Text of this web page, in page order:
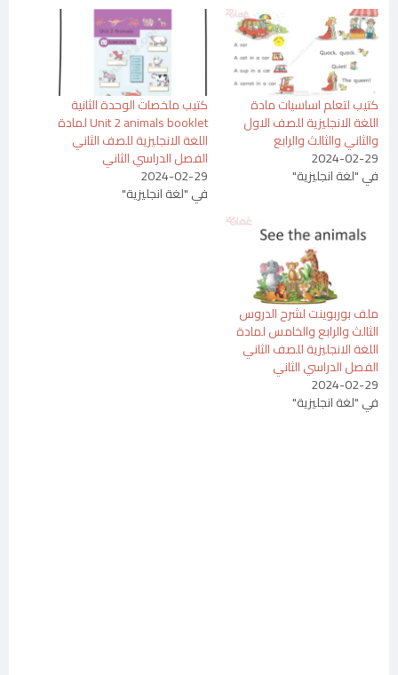
كتيب لتعلم اساسيات مادة
اللغة الانجليزية للصف الاول
والثاني والثالث والرابع
2024-02-29
في "لغة انجليزية"
كتيب ملخصات الوحدة الثانية
Unit 2 animals booklet لمادة
اللغة الانجليزية للصف الثاني
الفصل الدراسي الثاني
2024-02-29
في "لغة انجليزية"
ملف بوربوينت لشرح الدروس
الثالث والرابع والخامس لمادة
اللغة الانجليزية للصف الثاني
الفصل الدراسي الثاني
2024-02-29
في "لغة انجليزية"